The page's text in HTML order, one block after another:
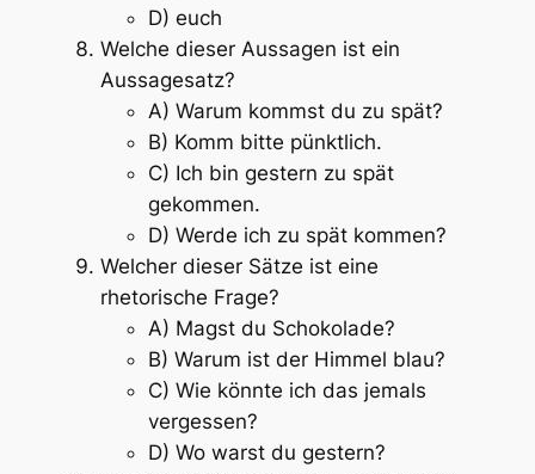
D) euch
Welche dieser Aussagen ist ein
Aussagesatz?
A) Warum kommst du zu spät?
B) Komm bitte pünktlich.
C) Ich bin gestern zu spät
gekommen.
D) Werde ich zu spät kommen?
Welcher dieser Sätze ist eine
rhetorische Frage?
A) Magst du Schokolade?
B) Warum ist der Himmel blau?
C) Wie könnte ich das jemals
vergessen?
D) Wo warst du gestern?